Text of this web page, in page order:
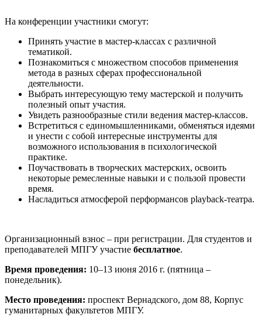
На конференции участники смогут:
Принять участие в мастер-классах с различной
тематикой.
Познакомиться с множеством способов применения
метода в разных сферах профессиональной
деятельности.
Выбрать интересующую тему мастерской и получить
полезный опыт участия.
Увидеть разнообразные стили ведения мастер-классов.
Встретиться с единомышленниками, обменяться идеями
и унести с собой интересные инструменты для
возможного использования в психологической
практике.
Поучаствовать в творческих мастерских, освоить
некоторые ремесленные навыки и с пользой провести
время.
Насладиться атмосферой перформансов playback-театра.
Организационный взнос – при регистрации. Для студентов и
преподавателей МПГУ участие бесплатное.
Время проведения: 10–13 июня 2016 г. (пятница –
понедельник).
Место проведения: проспект Вернадского, дом 88, Корпус
гуманитарных факультетов МПГУ.